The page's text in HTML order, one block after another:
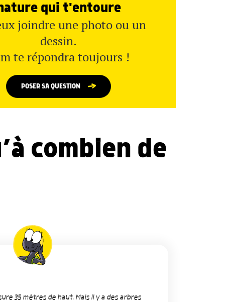
qui t'entoure
joindre une photo ou un
dessin.
te répondra toujours !
POSER SA QUESTION
combien de
35 mètres de haut. Mais il y a des arbres